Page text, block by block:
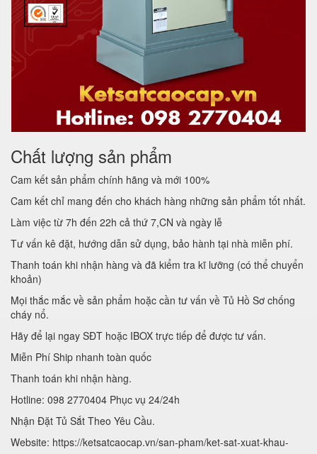
Chất lượng sản phẩm
Cam kết sản phẩm chính hãng và mới 100%
Cam kết chỉ mang đến cho khách hàng những sản phẩm tốt nhất.
Làm việc từ 7h đến 22h cả thứ 7,CN và ngày lễ
Tư vấn kê đặt, hướng dẫn sử dụng, bảo hành tại nhà miễn phí.
Thanh toán khi nhận hàng và đã kiểm tra kĩ lưỡng (có thể chuyển
khoản)
Mọi thắc mắc về sản phẩm hoặc cần tư vấn về Tủ Hồ Sơ chống
cháy nổ.
Hãy để lại ngay SĐT hoặc IBOX trực tiếp để được tư vấn.
Miễn Phí Ship nhanh toàn quốc
Thanh toán khi nhận hàng.
Hotline: 098 2770404 Phục vụ 24/24h
Nhận Đặt Tủ Sắt Theo Yêu Cầu.
Website: https://ketsatcaocap.vn/san-pham/ket-sat-xuat-khau-